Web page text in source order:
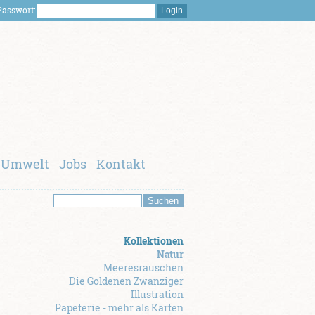
Umwelt Jobs Kontakt
Kollektionen
Natur
Meeresrauschen
Die Goldenen Zwanziger
Illustration
Papeterie - mehr als Karten